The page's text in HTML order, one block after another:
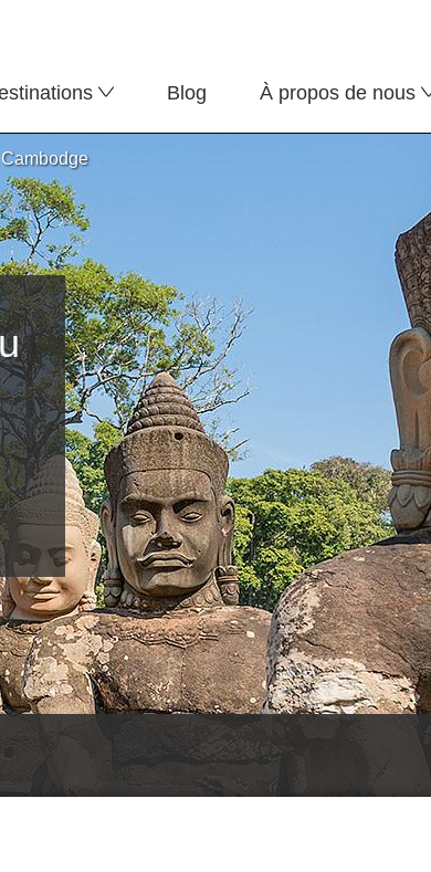
Blog À propos de nous